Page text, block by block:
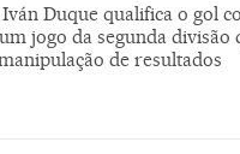
Duque qualifica o gol
jogo da segunda divisão
de resultados